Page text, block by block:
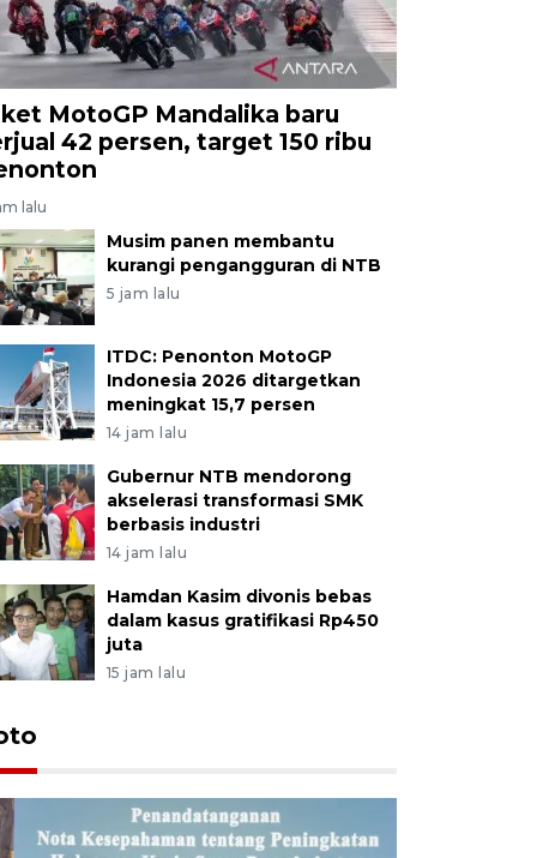
MotoGP Mandalika baru
42 persen, target 150 ribu
lalu
Musim panen membantu
kurangi pengangguran di NTB
5 jam lalu
ITDC: Penonton MotoGP
Indonesia 2026 ditargetkan
meningkat 15,7 persen
14 jam lalu
Gubernur NTB mendorong
akselerasi transformasi SMK
berbasis industri
14 jam lalu
Hamdan Kasim divonis bebas
dalam kasus gratifikasi Rp450
juta
15 jam lalu